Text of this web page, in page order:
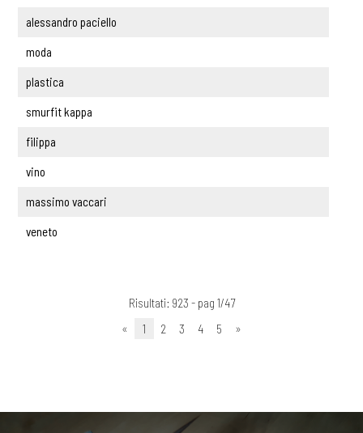
alessandro paciello
moda
plastica
smurfit kappa
filippa
vino
massimo vaccari
veneto
Risultati: 923 - pag 1/47
«
1 2 3 4 5 »